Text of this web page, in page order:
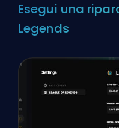
Esegui una
Legends